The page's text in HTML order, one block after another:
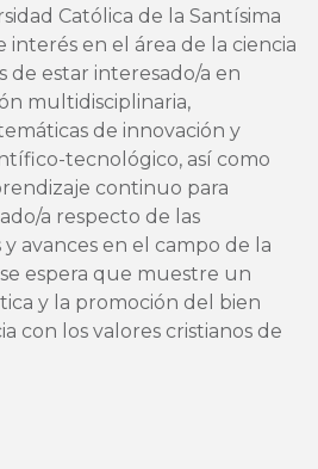
Católica de la Santísima
interés en el área de la ciencia
de estar interesado/a en
multidisciplinaria,
de innovación y
tecnológico, así como
continuo para
a respecto de las
avances en el campo de la
espera que muestre un
y la promoción del bien
con los valores cristianos de